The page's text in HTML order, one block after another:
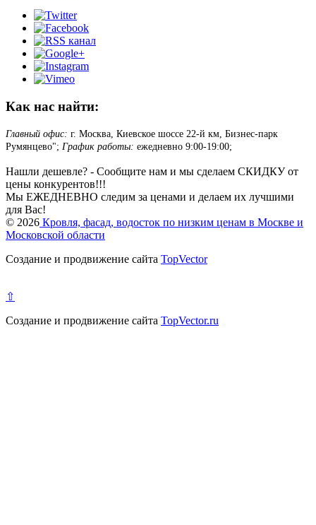
Как нас найти:
Главный офис: г. Москва, Киевское шоссе 22-й км, Бизнес-парк
Румянцево"; График работы: ежедневно 9:00-19:00;
Нашли дешевле? - Сообщите нам и мы сделаем СКИДКУ от
цены конкурентов!!!
Мы ЕЖЕДНЕВНО следим за ценами и делаем их лучшими
для Вас!
© 2026 Кровля, фасад, водосток по низким ценам в Москве и
Московской области
Создание и продвижение сайта TopVector
⇧
Создание и продвижение сайта TopVector.ru